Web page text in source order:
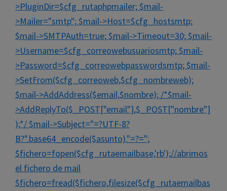
>PluginDir=$cfg_rutaphpmailer; $mail-
>Mailer="smtp"; $mail->Host=$cfg_hostsmtp;
$mail->SMTPAuth=true; $mail->Timeout=30; $mail-
>Username=$cfg_correowebusuariosmtp; $mail-
>Password=$cfg_correowebpasswordsmtp; $mail-
>SetFrom($cfg_correoweb,$cfg_nombreweb);
$mail->AddAddress($email,$nombre); /*$mail-
>AddReplyTo($_POST["email"],$_POST["nombre"]
);*/ $mail->Subject="=?UTF-8?
B?".base64_encode($asunto)."=?=";
$fichero=fopen($cfg_rutaemailbase,'rb');//abrimos
el fichero de mail
$fichero=fread($fichero,filesize($cfg_rutaemailbas